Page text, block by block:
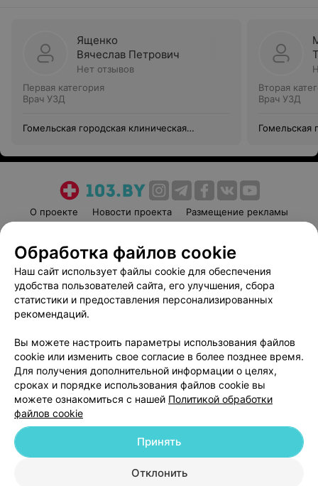
Ященко
Вячеслав Петрович
Нет отзывов
Первая категория
Врач УЗД
Гомельская городская клиническая
Вторая
Врач УЗД
Гомельская
О проекте Новости проекта
Размещение рекламы
Пользовательское соглашение
Способы оплаты
Вакансии
Партнеры
Написать руководителю 103.by
Обработка персональных данных
© 2026 ООО «Артокс Лаб», УНП 191700409
| 220012, Республика Беларусь,
Обработка файлов cookie
Наш сайт использует файлы cookie для обеспечения
удобства пользователей сайта, его улучшения, сбора
статистики и предоставления персонализированных
рекомендаций.
Вы можете настроить параметры использования файлов
cookie или изменить свое согласие в более позднее время.
Для получения дополнительной информации о целях,
сроках и порядке использования файлов cookie вы
можете ознакомиться с нашей Политикой обработки
файлов cookie
Отклонить
Принять